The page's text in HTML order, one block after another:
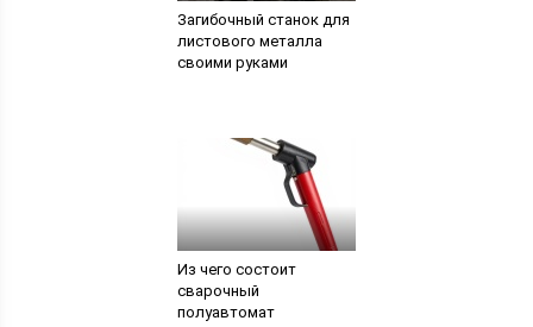
Загибочный станок для
листового металла
своими руками
Из чего состоит
сварочный
полуавтомат